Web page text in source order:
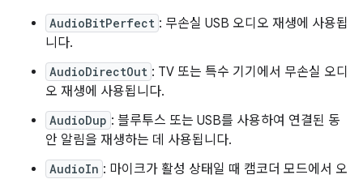
AudioBitPerfect : 무손실 USB 오디오 재생에 사용됩
니다.
AudioDirectOut : TV 또는 특수 기기에서 무손실 오디
오 재생에 사용됩니다.
AudioDup : 블루투스 또는 USB를 사용하여 연결된 동
안 알림을 재생하는 데 사용됩니다.
AudioIn : 마이크가 활성 상태일 때 캠코더 모드에서 오